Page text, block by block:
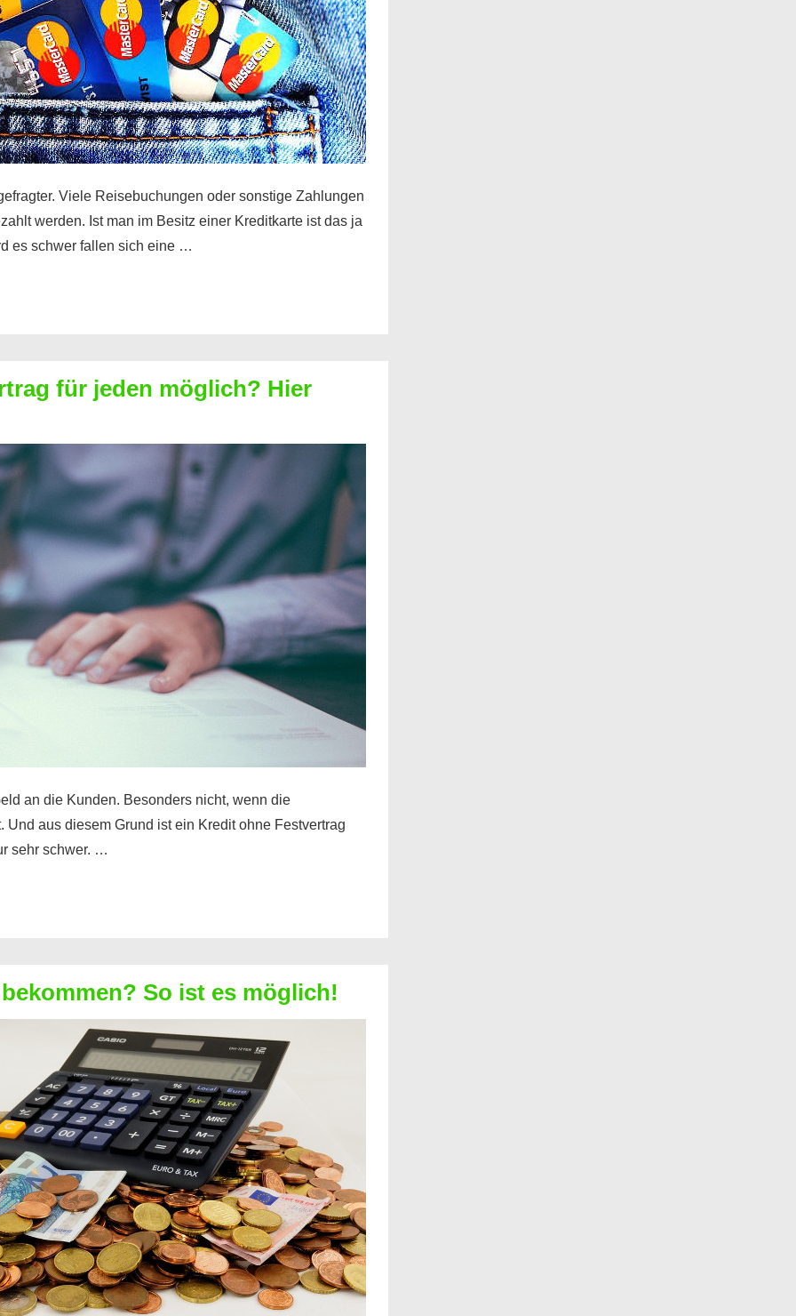
Viele Reisebuchungen oder sonstige Zahlungen
werden. Ist man im Besitz einer Kreditkarte ist das ja
es schwer fallen sich eine …
für jeden möglich? Hier
an die Kunden. Besonders nicht, wenn die
aus diesem Grund ist ein Kredit ohne Festvertrag
sehr schwer. …
So ist es möglich!